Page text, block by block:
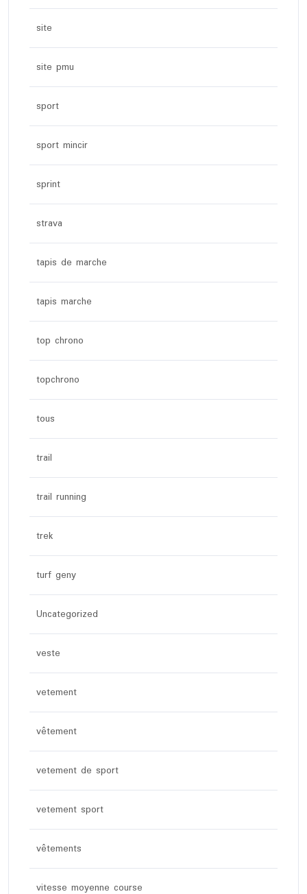
site
site pmu
sport
sport mincir
sprint
strava
tapis de marche
tapis marche
top chrono
topchrono
tous
trail
trail running
trek
turf geny
Uncategorized
veste
vetement
vêtement
vetement de sport
vetement sport
vêtements
vitesse moyenne course